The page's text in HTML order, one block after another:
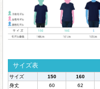
サイズ表
サイズ 150 160
身丈
60 62